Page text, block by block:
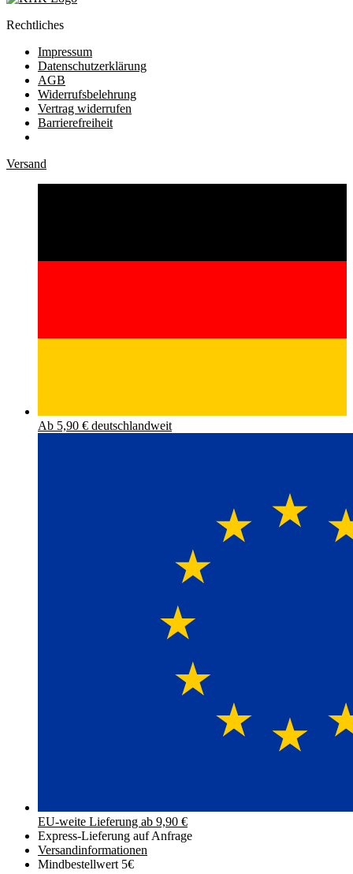
Rechtliches
Impressum
Datenschutzerklärung
AGB
Widerrufsbelehrung
Vertrag widerrufen
Barrierefreiheit
Versand
Ab 5,90 € deutschlandweit
EU-weite Lieferung ab 9,90 €
Express-Lieferung auf Anfrage
Versand­informationen
Mindbestellwert 5€